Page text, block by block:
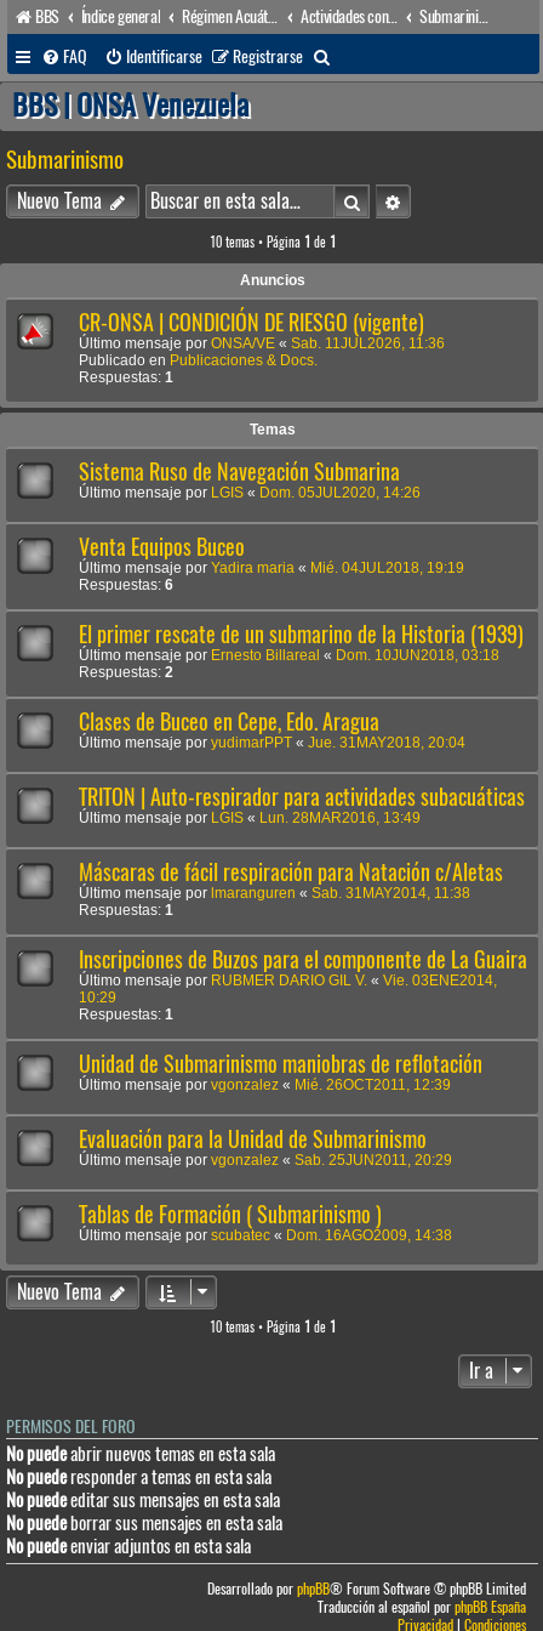
BBS Índice general Actividades conexas
Submarinismo
FAQ
Identificarse Registrarse
u
a
r
BBS | ONSA Venezuela
Submarinismo
Nuevo Tema BuscarBúsqueda avanzada
10 temas • Página 1 de 1
Anuncios
CR-ONSA | CONDICIÓN DE RIESGO (vigente)
Último mensaje por ONSA/VE « Sab. 11JUL2026, 11:36
Publicado en Publicaciones & Docs.
Respuestas: 1
Temas
Sistema Ruso de Navegación Submarina
Último mensaje por LGIS « Dom. 05JUL2020, 14:26
Venta Equipos Buceo
Último mensaje por Yadira maria « Mié. 04JUL2018, 19:19
Respuestas: 6
El primer rescate de un submarino de la Historia (1939)
Último mensaje por Ernesto Billareal « Dom. 10JUN2018, 03:18
Respuestas: 2
Clases de Buceo en Cepe, Edo. Aragua
Último mensaje por yudimarPPT « Jue. 31MAY2018, 20:04
TRITON | Auto-respirador para actividades subacuáticas
Último mensaje por LGIS « Lun. 28MAR2016, 13:49
Máscaras de fácil respiración para Natación c/Aletas
Último mensaje por lmaranguren « Sab. 31MAY2014, 11:38
Respuestas: 1
Inscripciones de Buzos para el componente de La Guaira
Último mensaje por RUBMER DARIO GIL V. « Vie. 03ENE2014,
10:29
Respuestas: 1
Unidad de Submarinismo maniobras de reflotación
Último mensaje por vgonzalez « Mié. 26OCT2011, 12:39
Evaluación para la Unidad de Submarinismo
Último mensaje por vgonzalez « Sab. 25JUN2011, 20:29
Tablas de Formación ( Submarinismo )
Último mensaje por scubatec « Dom. 16AGO2009, 14:38
Nuevo Tema
10 temas • Página 1 de 1
Ir a
PERMISOS DEL FORO
No puedeabrir nuevos temas en esta sala
No puederesponder a temas en esta sala
No puedeeditar sus mensajes en esta sala
No puedeborrar sus mensajes en esta sala
No puedeenviar adjuntos en esta sala
Desarrollado porphpBB® Forum Software © phpBB Limited
Traducción al español porphpBB España
Privacidad|Condiciones